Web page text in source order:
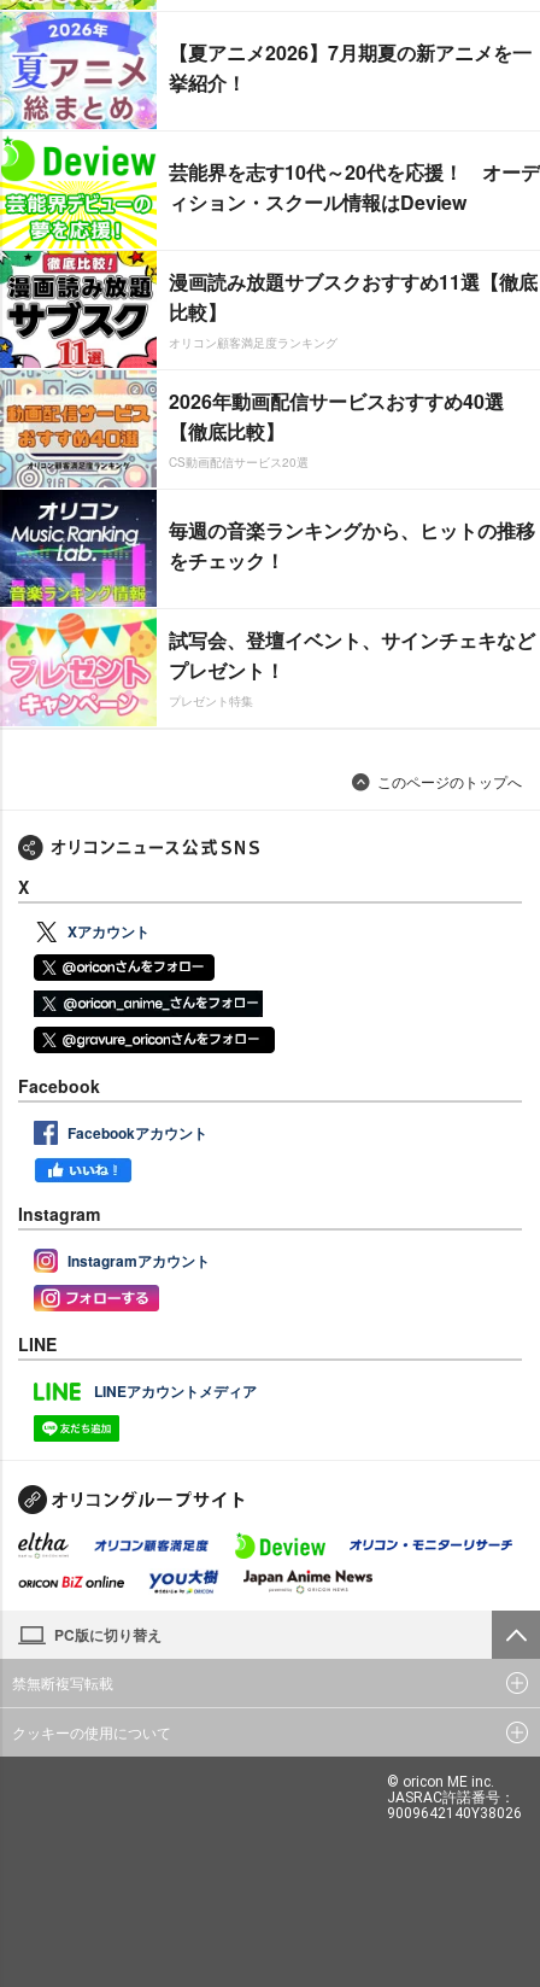
【夏アニメ2026】7月期夏の新アニメを一
挙紹介！
芸能界を志す10代～20代を応援！ オーデ
ィション・スクール情報はDeview
漫画読み放題サブスクおすすめ11選【徹底
比較】
オリコン顧客満足度ランキング
2026年動画配信サービスおすすめ40選
【徹底比較】
CS動画配信サービス20選
毎週の音楽ランキングから、ヒットの推移
をチェック！
試写会、登壇イベント、サインチェキなど
プレゼント！
プレゼント特集
このページのトップへ
X
Xアカウント
Facebook
Facebookアカウント
Instagram
Instagramアカウント
LINE
LINEアカウントメディア
PC版に切り替え
禁無断複写転載
クッキーの使用について
© oricon ME inc.
JASRAC許諾番号：
9009642140Y38026